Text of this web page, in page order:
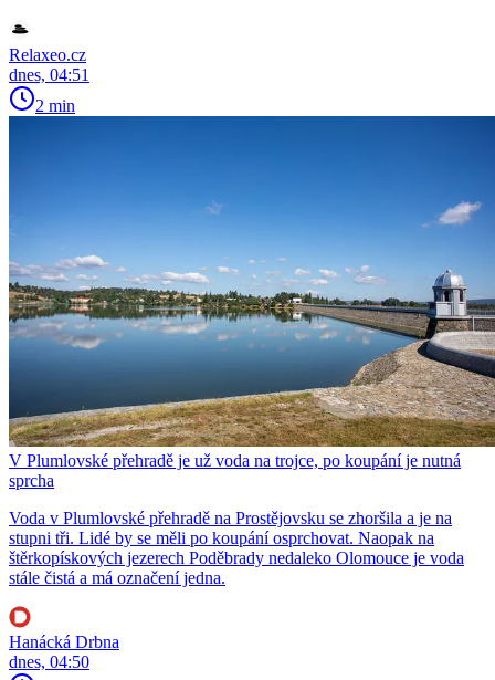
Relaxeo.cz
dnes, 04:51
2 min
V Plumlovské přehradě je už voda na trojce, po koupání je nutná
sprcha
Voda v Plumlovské přehradě na Prostějovsku se zhoršila a je na
stupni tři. Lidé by se měli po koupání osprchovat. Naopak na
štěrkopískových jezerech Poděbrady nedaleko Olomouce je voda
stále čistá a má označení jedna.
Hanácká Drbna
dnes, 04:50